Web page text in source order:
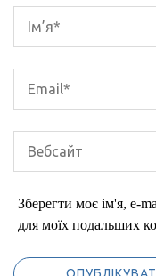
Зберегти моє ім'я, e-
для моїх подальших